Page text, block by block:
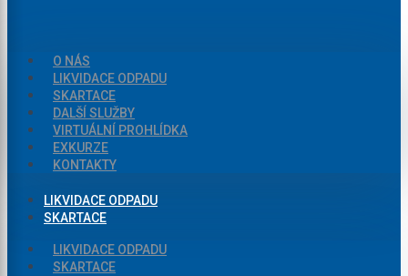
O NÁS
LIKVIDACE ODPADU
SKARTACE
DALŠÍ SLUŽBY
VIRTUÁLNÍ PROHLÍDKA
EXKURZE
KONTAKTY
LIKVIDACE ODPADU
SKARTACE
LIKVIDACE ODPADU
SKARTACE